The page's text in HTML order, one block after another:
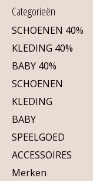
Categorieën
SCHOENEN 40%
KLEDING 40%
BABY 40%
SCHOENEN
KLEDING
BABY
SPEELGOED
ACCESSOIRES
Merken